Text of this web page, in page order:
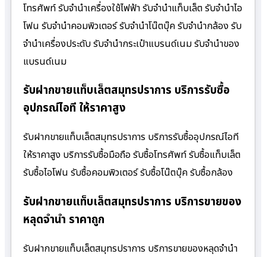
โทรศัพท์ รับจำนำเครื่องใช้ไฟฟ้า รับจำนำแท็บเล็ต รับจำนำไอ
โฟน รับจำนำคอมพิวเตอร์ รับจำนำโน๊ตบุ๊ค รับจำนำกล้อง รับ
จำนำเครื่องประดับ รับจำนำกระเป๋าแบรนด์เนม รับจำนำของ
แบรนด์เนม
รับฝากขายแท็บเล็ตสมุทรปราการ บริการรับซื้อ
อุปกรณ์ไอที ให้ราคาสูง
รับฝากขายแท็บเล็ตสมุทรปราการ บริการรับซื้ออุปกรณ์ไอที
ให้ราคาสูง บริการรับซื้อมือถือ รับซื้อโทรศัพท์ รับซื้อแท็บเล็ต
รับซื้อไอโฟน รับซื้อคอมพิวเตอร์ รับซื้อโน๊ตบุ๊ค รับซื้อกล้อง
รับฝากขายแท็บเล็ตสมุทรปราการ บริการขายของ
หลุดจำนำ ราคาถูก
รับฝากขายแท็บเล็ตสมุทรปราการ บริการขายของหลุดจำนำ